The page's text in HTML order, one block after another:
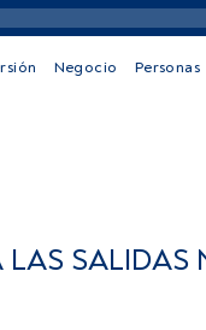
Negocio Personas
SALIDAS